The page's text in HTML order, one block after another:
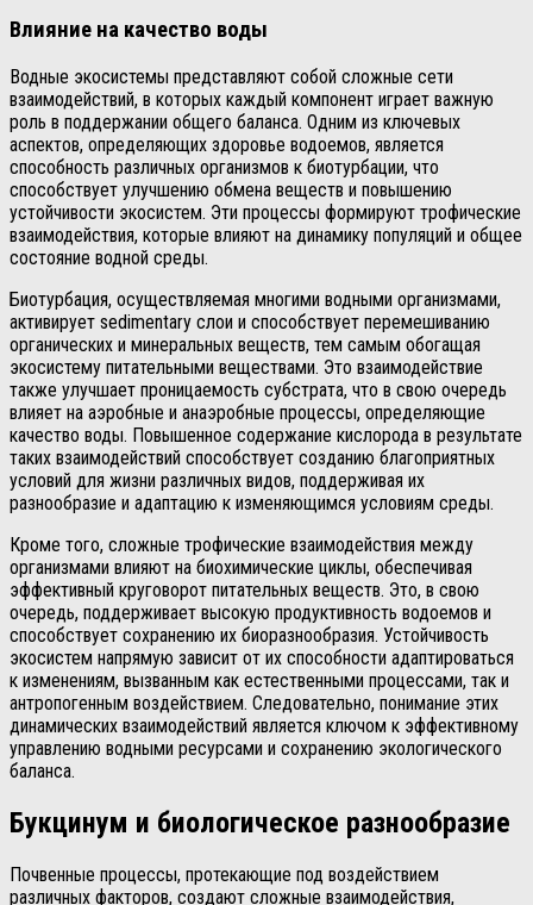
Влияние на качество воды
Водные экосистемы представляют собой сложные сети
взаимодействий, в которых каждый компонент играет важную
роль в поддержании общего баланса. Одним из ключевых
аспектов, определяющих здоровье водоемов, является
способность различных организмов к биотурбации, что
способствует улучшению обмена веществ и повышению
устойчивости экосистем. Эти процессы формируют трофические
взаимодействия, которые влияют на динамику популяций и общее
состояние водной среды.
Биотурбация, осуществляемая многими водными организмами,
активирует sedimentary слои и способствует перемешиванию
органических и минеральных веществ, тем самым обогащая
экосистему питательными веществами. Это взаимодействие
также улучшает проницаемость субстрата, что в свою очередь
влияет на аэробные и анаэробные процессы, определяющие
качество воды. Повышенное содержание кислорода в результате
таких взаимодействий способствует созданию благоприятных
условий для жизни различных видов, поддерживая их
разнообразие и адаптацию к изменяющимся условиям среды.
Кроме того, сложные трофические взаимодействия между
организмами влияют на биохимические циклы, обеспечивая
эффективный круговорот питательных веществ. Это, в свою
очередь, поддерживает высокую продуктивность водоемов и
способствует сохранению их биоразнообразия. Устойчивость
экосистем напрямую зависит от их способности адаптироваться
к изменениям, вызванным как естественными процессами, так и
антропогенным воздействием. Следовательно, понимание этих
динамических взаимодействий является ключом к эффективному
управлению водными ресурсами и сохранению экологического
баланса.
Букцинум и биологическое разнообразие
Почвенные процессы, протекающие под воздействием
различных факторов, создают сложные взаимодействия,